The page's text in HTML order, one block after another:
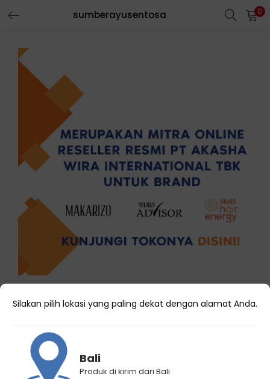
sumberayusentosa 0
Region
Kota
BANDAR LAMPUNG
Silakan pilih lokasi yang paling dekat dengan alamat Anda.
Bali
Produk di kirim dari Bali